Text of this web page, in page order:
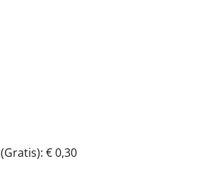
€ 0,30